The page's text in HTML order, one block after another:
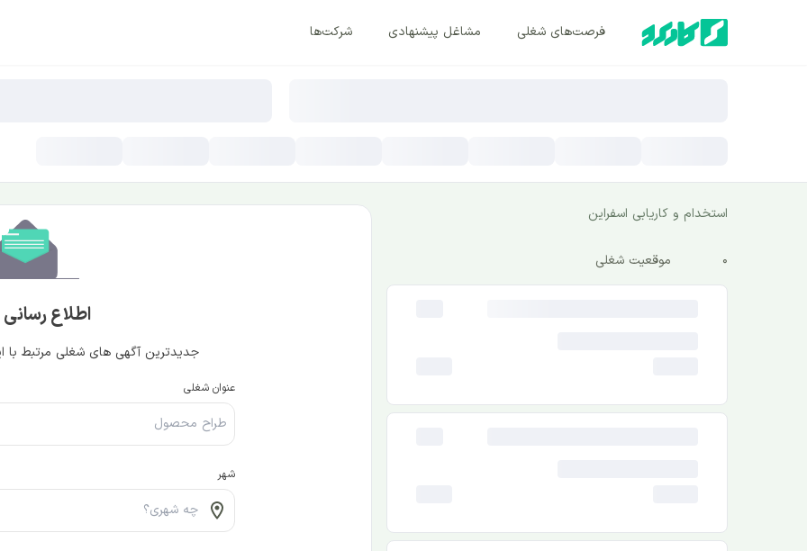
فرصت‌های شغلی مشاغل پیشنهادی شرکت‌ها
استخدام و کاریابی اسفراین
0 موقعیت شغلی
اطلاع
جدیدترین آگهی های شغلی مرتبط با
عنوان شغلی
شهر